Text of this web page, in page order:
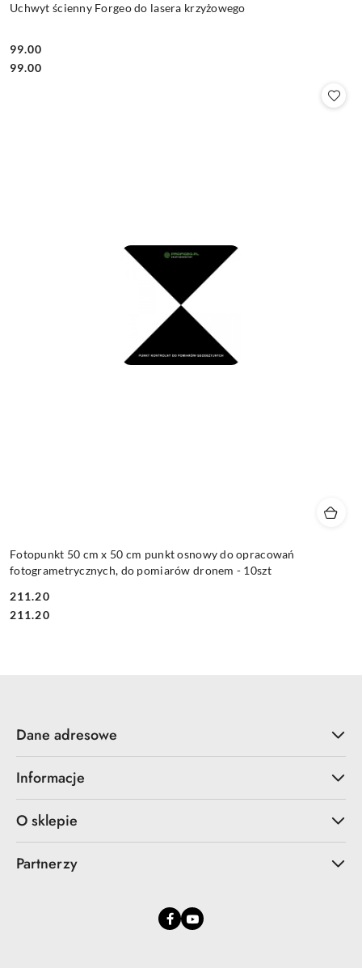
Uchwyt ścienny Forgeo do lasera krzyżowego
Cena:
99.00
Cena:
99.00
Fotopunkt 50 cm x 50 cm punkt osnowy do opracowań
fotogrametrycznych, do pomiarów dronem - 10szt
Cena:
211.20
Cena:
211.20
Dane adresowe
Informacje
O sklepie
Partnerzy